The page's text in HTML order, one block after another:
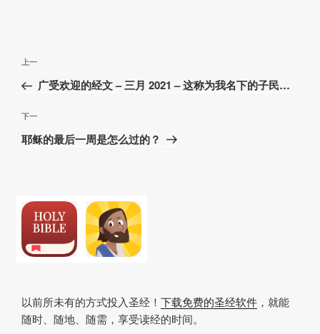
文
导
航
上
一
文
章
上一
广受欢迎的经文 – 三月 2021 – 这称为我名下的子民…
下
一
下一
耶稣的最后一周是怎么过的？
以前所未有的方式投入圣经！ 下载免费的圣经软件 ，就能
随时、随地、随需，享受读经的时间。